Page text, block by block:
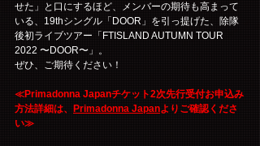
せた」と口にするほど、メンバーの期待も高まって
いる、19thシングル「DOOR」を引っ提げた、除隊
後初ライブツアー「FTISLAND AUTUMN TOUR
2022 〜DOOR〜」。
ぜひ、ご期待ください！
≪Primadonna Japanチケット2次先行受付お申込み
方法詳細は、
Primadonna Japanよりご確認くださ
い≫